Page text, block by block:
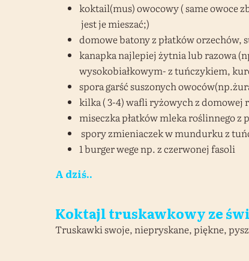
koktail(mus) owocowy ( same owoce
jest je mieszać;)
domowe batony z płatków
kanapka najlepiej żytnia lub razowa
wysokobiałkowym- z tuńczykiem,
spora garść suszonych
kilka ( 3-4) wafli ryżowych z domowej
miseczka płatków mleka roślinnego
spory zmieniaczek w mundurku z
1 burger wege np. z czerwonej fasoli
A dziś..
Koktajl truskawkowy ze
Truskawki swoje, niepryskane, piękne,